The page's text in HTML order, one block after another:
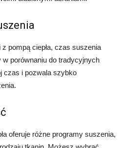
pompą ciepła, czas suszenia
porównaniu do tradycyjnych
czas i pozwala szybko
oferuje różne programy suszenia,